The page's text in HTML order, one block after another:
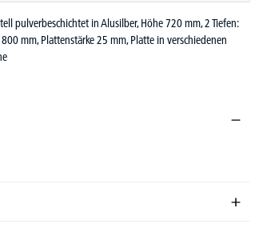
pulverbeschichtet in Alusilber, Höhe 720 mm, 2 Tiefen:
mm, Plattenstärke 25 mm, Platte in verschiedenen